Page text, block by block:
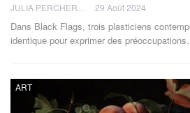
29 Août 2024
Dans Black Flags, trois plasticiens
identique pour exprimer des préoccupations
ART